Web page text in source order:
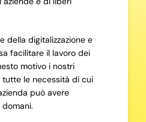
della digitalizzazione e
facilitare il lavoro dei
motivo i nostri
le necessità di cui
può avere